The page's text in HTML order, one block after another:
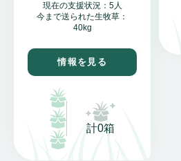
現在の支援状況：5人
今まで送られた生牧草：
40kg
情報を見る
計0箱